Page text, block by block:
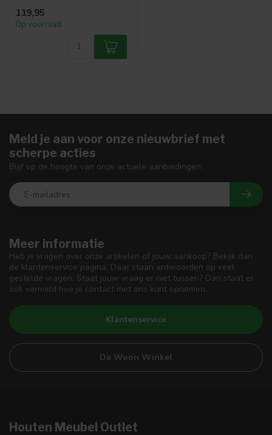
119,95
Op voorraad
Meer informatie
Heb je vragen over onze artikelen of jouw aankoop? Bekijk dan
de klantenservice pagina. Daar staan antwoorden op veel
gestelde vragen. Staat jouw vraag er niet tussen? Dan staat er
ook vermeld hoe je contact met ons kunt opnemen.
Klantenservice
De Woon Winkel
Meld je aan voor onze nieuwbrief met
scherpe acties
Blijf op de hoogte van onze actuele aanbiedingen
Houten Meubel Outlet